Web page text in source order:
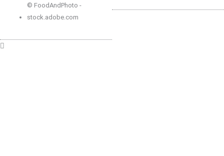
© FoodAndPhoto -
stock.adobe.com